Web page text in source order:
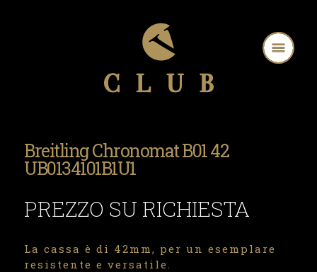
Breitling Chronomat B01 42
UB0134101B1U1
PREZZO SU RICHIESTA
La cassa è di 42mm, per un esemplare
resistente e versatile.